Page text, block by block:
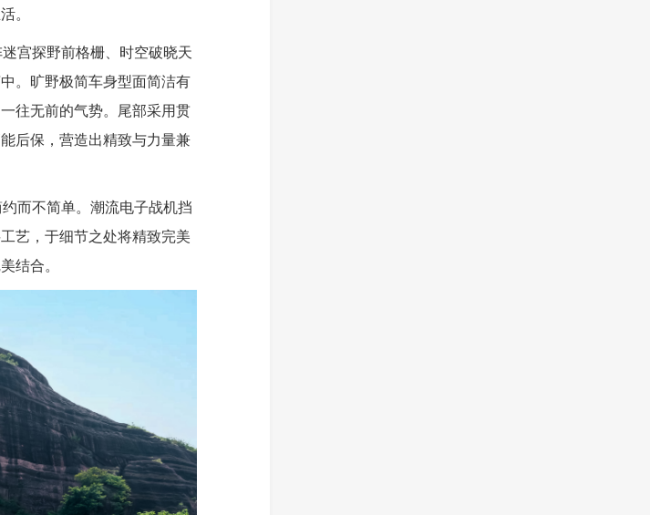
。
宫探野前格栅、时空破晓天
。旷野极简车身型面简洁有
往无前的气势。尾部采用贯
后保，营造出精致与力量兼
而不简单。潮流电子战机挡
艺，于细节之处将精致完美
结合。